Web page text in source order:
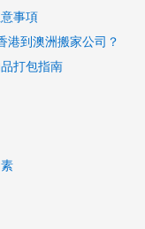
事項
港到澳洲搬家公司？
打包指南